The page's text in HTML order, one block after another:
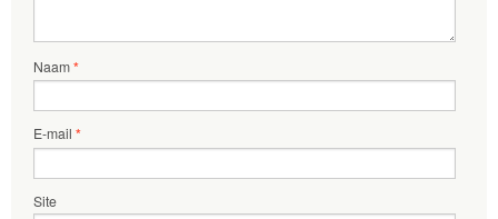
Naam*
E-mail *
Site